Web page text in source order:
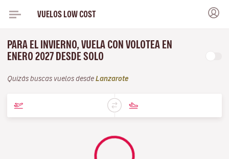
VUELOS LOW COST
PARA EL INVIERNO, VUELA CON VOLOTEA EN
ENERO 2027 DESDE SOLO
Quizás buscas vuelos desde Lanzarote